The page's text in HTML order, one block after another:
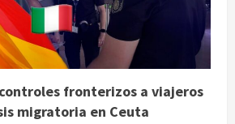
fronterizos a viajeros
migratoria en Ceuta